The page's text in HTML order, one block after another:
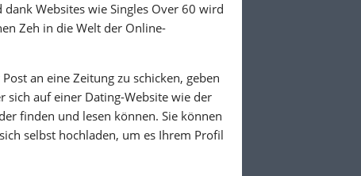
Websites wie Singles Over 60 wird
Zeh in die Welt der Online-
an eine Zeitung zu schicken, geben
sich auf einer Dating-Website wie der
finden und lesen können. Sie können
selbst hochladen, um es Ihrem Profil